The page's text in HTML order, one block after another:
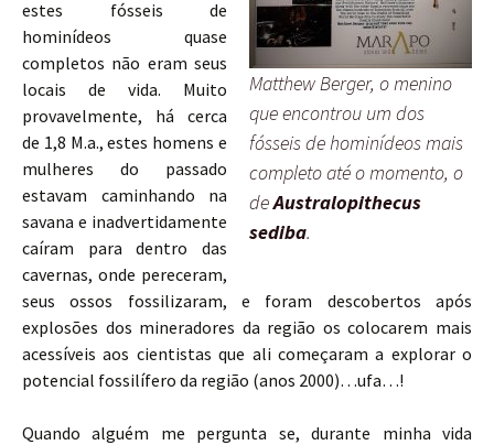
Matthew Berger, o menino
que encontrou um dos
fósseis de hominídeos mais
completo até o momento, o
deAustralopithecus
sediba.
estes fósseis de
hominídeos quase
completos não eram seus
locais de vida. Muito
provavelmente, há cerca
de 1,8 M.a., estes homens e
mulheres do passado
estavam caminhando na
savana e inadvertidamente
caíram para dentro das
cavernas, onde pereceram,
seus ossos fossilizaram, e foram descobertos após
explosões dos mineradores da região os colocarem mais
acessíveis aos cientistas que ali começaram a explorar o
potencial fossilífero da região (anos 2000)…ufa…!
Quando alguém me pergunta se, durante minha vida